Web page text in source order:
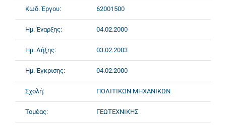
Κωδ. Έργου: 62001500
Ημ. Έναρξης: 04.02.2000
Ημ. Λήξης: 03.02.2003
Ημ. Έγκρισης: 04.02.2000
Σχολή: ΠΟΛΙΤΙΚΩΝ ΜΗΧΑΝΙΚΩΝ
Τομέας: ΓΕΩΤΕΧΝΙΚΗΣ